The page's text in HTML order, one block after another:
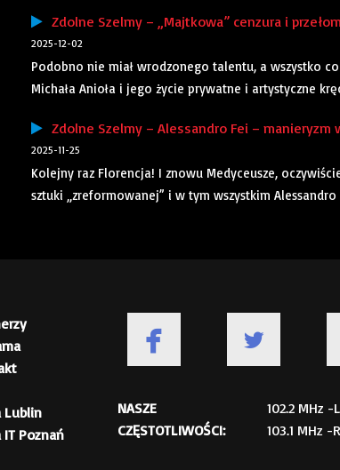
Zdolne Szelmy – „Majtkowa” cenzura i
2025-12-02
Podobno nie miał wrodzonego talentu, a wszystko
Michała Anioła i jego życie prywatne i artystyczne
Zdolne Szelmy – Alessandro Fei – manieryzm
2025-11-25
Kolejny raz Florencja! I znowu Medyceusze,
sztuki „zreformowanej” i w tym wszystkim
Lublin
IT Poznań
NASZE
CZĘSTOTLIWOŚCI:
102.2 MHz -
103.1 MHz -